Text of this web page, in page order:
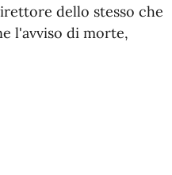
dello stesso che
l'avviso di morte,